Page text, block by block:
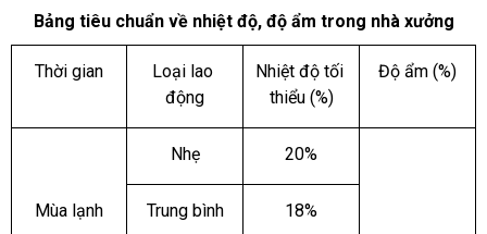
Bảng tiêu chuẩn về nhiệt độ, độ ẩm trong nhà xưởng
Thời gian
Loại lao
động
Nhiệt độ tối
thiểu (%)
Độ ẩm (%)
Mùa lạnh
Nhẹ 20%
Trung bình 18%